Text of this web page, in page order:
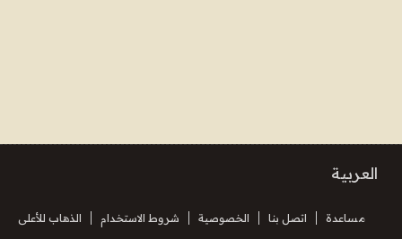
العربية
مساعدة اتصل بنا الخصوصية شروط الاستخدام الذهاب للأعلى